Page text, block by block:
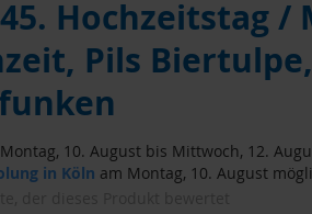
Hochzeitstag /
Pils Biertulpe,
Montag, 10. August bis Mittwoch, 12.
in Köln am Montag, 10. August